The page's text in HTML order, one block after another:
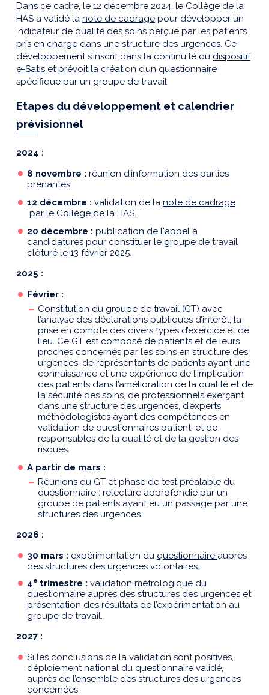
Dans ce cadre, le 12 décembre 2024, le Collège de la
HAS a validé la note de cadrage pour développer un
indicateur de qualité des soins perçue par les patients
pris en charge dans une structure des urgences. Ce
développement s’inscrit dans la continuité du dispositif
e-Satis et prévoit la création d’un questionnaire
spécifique par un groupe de travail.
Etapes du développement et calendrier
prévisionnel
2024 :
8 novembre : réunion d’information des parties
prenantes.
12 décembre : validation de la note de cadrage
par le Collège de la HAS.
20 décembre : publication de l'appel à
candidatures pour constituer le groupe de travail
clôturé le 13 février 2025.
2025 :
Février :
Constitution du groupe de travail (GT) avec
l’analyse des déclarations publiques d’intérêt, la
prise en compte des divers types d’exercice et de
lieu. Ce GT est composé de patients et de leurs
proches concernés par les soins en structure des
urgences, de représentants de patients ayant une
connaissance et une expérience de l’implication
des patients dans l’amélioration de la qualité et de
la sécurité des soins, de professionnels exerçant
dans une structure des urgences, d’experts
méthodologistes ayant des compétences en
validation de questionnaires patient, et de
responsables de la qualité et de la gestion des
risques.
A partir de mars :
Réunions du GT et phase de test préalable du
questionnaire : relecture approfondie par un
groupe de patients ayant eu un passage par une
structures des urgences.
2026 :
30 mars : expérimentation du questionnaire auprès
des structures des urgences volontaires.
4e trimestre : validation métrologique du
questionnaire auprès des structures des urgences et
présentation des résultats de l’expérimentation au
groupe de travail.
2027 :
Si les conclusions de la validation sont positives,
déploiement national du questionnaire validé,
auprès de l’ensemble des structures des urgences
concernées.